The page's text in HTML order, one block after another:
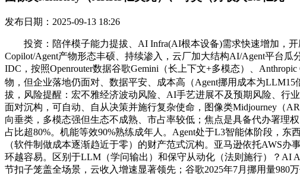
发布日期：2025-09-13 18:26
投资：陪伴模子能力提拔、AI Infra(AI根本设备)需求快速增加，开
Copilot/Agent产物形态丰硕、持续渗入，云厂加大结构AI/Agent平台
IDC，按照Openrouter数据谷歌Gemini（长上下文+多模态）、
物，但企业落地仍面对、数据平安、成本高（Agent挪用成本为
拔，风险提醒：宏不雅经济波动风险、AI手艺进展不及预期风险、行
面对沉构，可自动、自从决策并施行复杂使命，图像类Midjourney（
向垂类，多模态强但生态不成熟、市占率较低；焦点是具备代办署理
占比超80%。机能等效90%熟练成年人。Agent处于L3智能体阶段，
（软件制做成本逐渐趋近于零）的财产范式沉构。亚马逊依托AWS
环越容易。区别于LLM（学问输出）和保守从动化（法则施行）？AI
节扣子笼盖全场景，云收入增速显著领先；谷歌2025年7月挪用量980